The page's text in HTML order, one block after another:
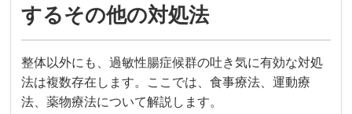
するその他の対処法
整体以外にも、過敏性腸症候群の吐き気に有効な対処
法は複数存在します。ここでは、食事療法、運動療
法、薬物療法について解説します。